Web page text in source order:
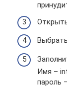
Имя –
пароль